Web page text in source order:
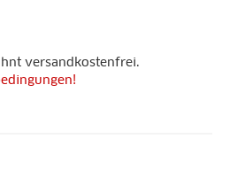
versandkostenfrei.